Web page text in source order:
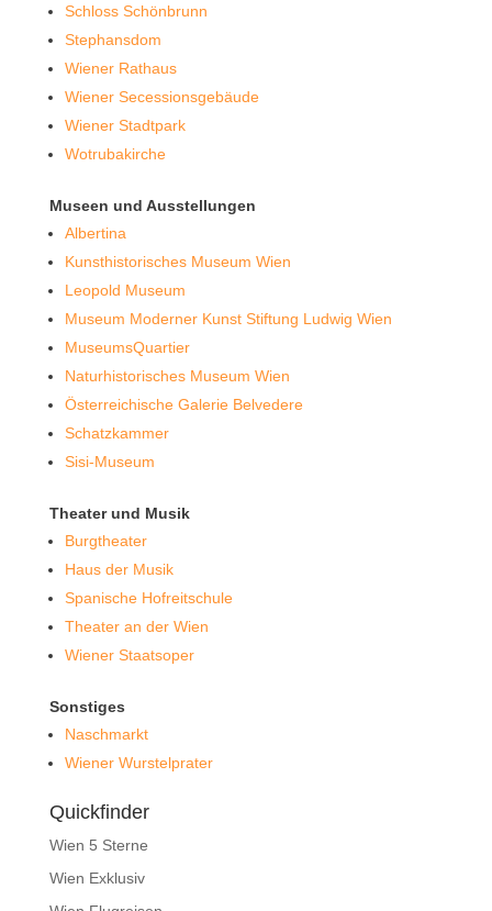
Schloss Schönbrunn
Stephansdom
Wiener Rathaus
Wiener Secessionsgebäude
Wiener Stadtpark
Wotrubakirche
Museen und Ausstellungen
Albertina
Kunsthistorisches Museum Wien
Leopold Museum
Museum Moderner Kunst Stiftung Ludwig Wien
MuseumsQuartier
Naturhistorisches Museum Wien
Österreichische Galerie Belvedere
Schatzkammer
Sisi-Museum
Theater und Musik
Burgtheater
Haus der Musik
Spanische Hofreitschule
Theater an der Wien
Wiener Staatsoper
Sonstiges
Naschmarkt
Wiener Wurstelprater
Quickfinder
Wien 5 Sterne
Wien Exklusiv